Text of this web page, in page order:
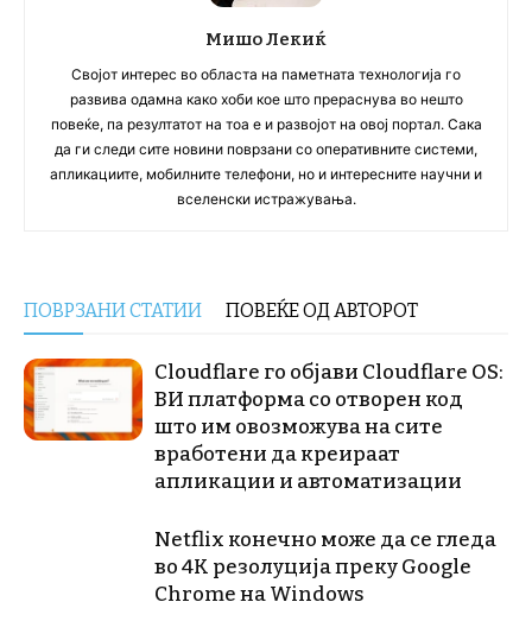
Мишо Лекиќ
Својот интерес во областа на паметната технологија го
развива одамна како хоби кое што прераснува во нешто
повеќе, па резултатот на тоа е и развојот на овој портал. Сака
да ги следи сите новини поврзани со оперативните системи,
апликациите, мобилните телефони, но и интересните научни и
вселенски истражувања.
ПОВРЗАНИ СТАТИИ ПОВЕЌЕ ОД АВТОРОТ
Cloudflare го објави Cloudflare OS:
ВИ платформа со отворен код
што им овозможува на сите
вработени да креираат
апликации и автоматизации
Netflix конечно може да се гледа
во 4K резолуција преку Google
Chrome на Windows